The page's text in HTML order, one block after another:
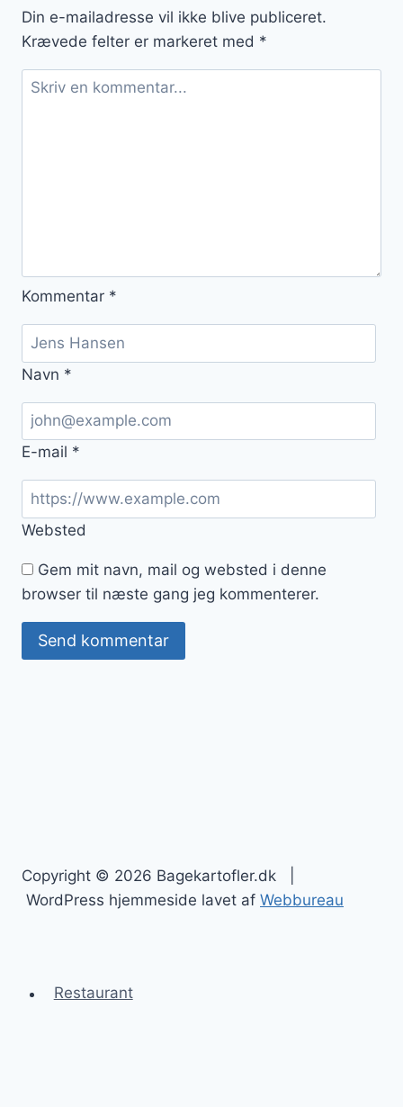
Din e-mailadresse vil ikke blive publiceret.
Krævede felter er markeret med *
Kommentar *
Navn *
E-mail *
Websted
Gem mit navn, mail og websted i denne
browser til næste gang jeg kommenterer.
Copyright © 2026 Bagekartofler.dk |
WordPress hjemmeside lavet af Webbureau
Restaurant